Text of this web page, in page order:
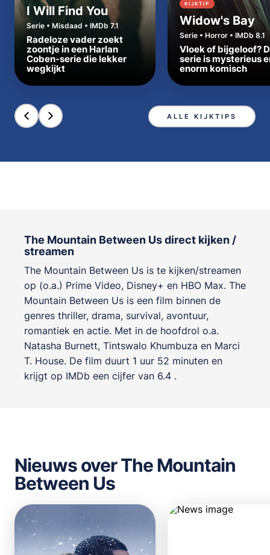
I Will Find You
Serie • Misdaad • IMDb 7.1
Radeloze vader zoekt
zoontje in een Harlan
Coben-serie die lekker
wegkijkt
KIJKTIP
Widow's Bay
Serie • Horror • IMDb 8.1
Vloek of bijgeloof?
serie is mysterieus
enorm komisch
ALLE KIJKTIPS
The Mountain Between Us direct kijken /
streamen
The Mountain Between Us is te kijken/streamen
op (o.a.) Prime Video, Disney+ en HBO Max. The
Mountain Between Us is een film binnen de
genres thriller, drama, survival, avontuur,
romantiek en actie. Met in de hoofdrol o.a.
Natasha Burnett, Tintswalo Khumbuza en Marci
T. House. De film duurt 1 uur 52 minuten en
krijgt op IMDb een cijfer van 6.4 .
Nieuws over The Mountain
Between Us